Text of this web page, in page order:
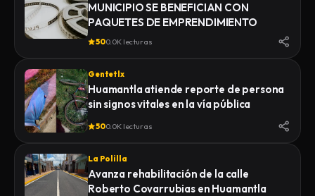
MUNICIPIO SE BENEFICIAN CON
PAQUETES DE EMPRENDIMIENTO
500.0K lecturas
Gentetlx
Huamantla atiende reporte de persona
sin signos vitales en la vía pública
500.0K lecturas
La Polilla
Avanza rehabilitación de la calle
Roberto Covarrubias en Huamantla